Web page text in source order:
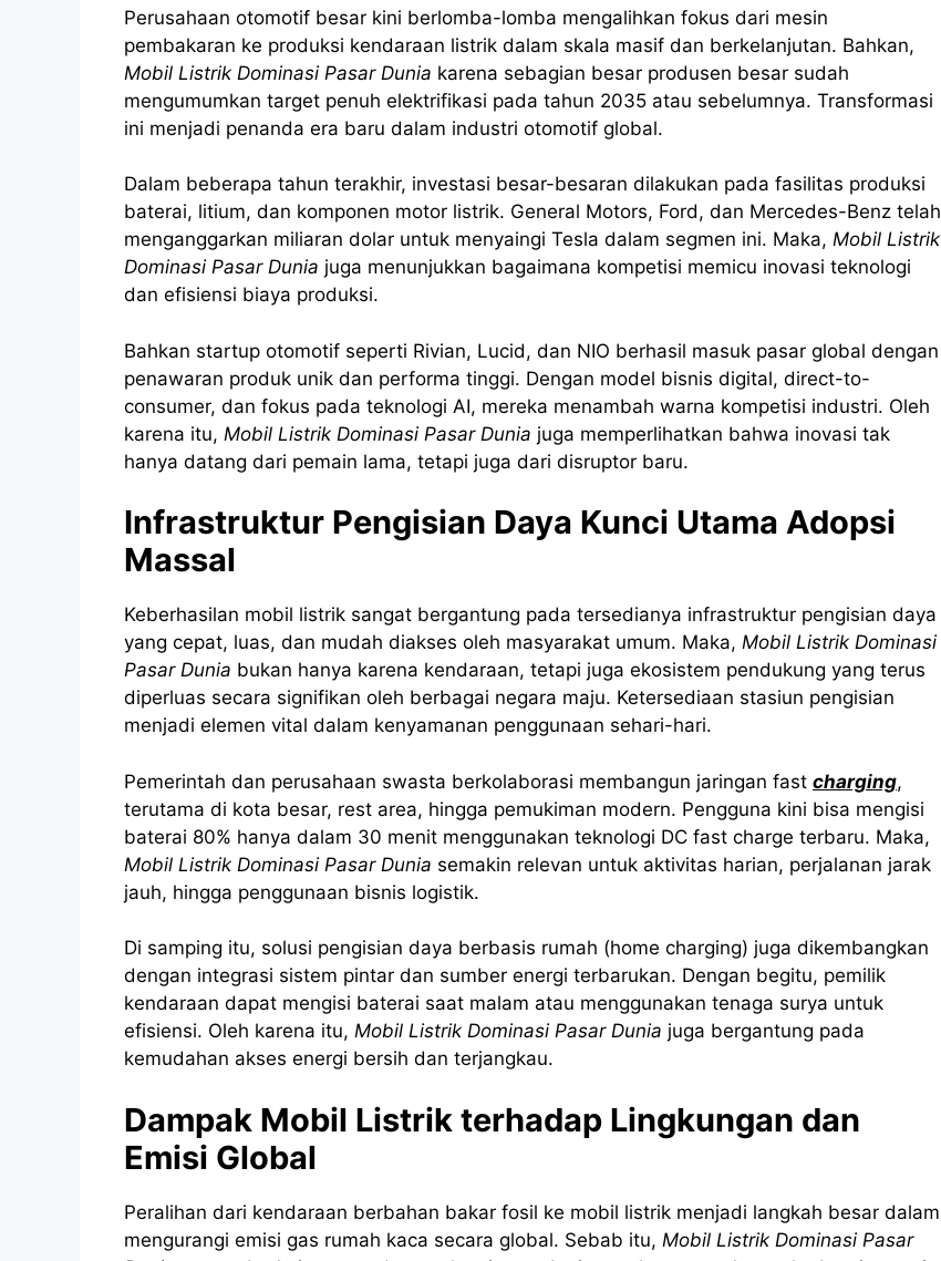
Perusahaan otomotif besar kini berlomba-lomba mengalihkan fokus dari mesin
pembakaran ke produksi kendaraan listrik dalam skala masif dan berkelanjutan. Bahkan,
Mobil Listrik Dominasi Pasar Dunia karena sebagian besar produsen besar sudah
mengumumkan target penuh elektrifikasi pada tahun 2035 atau sebelumnya. Transformasi
ini menjadi penanda era baru dalam industri otomotif global.
Dalam beberapa tahun terakhir, investasi besar-besaran dilakukan pada fasilitas produksi
baterai, litium, dan komponen motor listrik. General Motors, Ford, dan Mercedes-Benz telah
menganggarkan miliaran dolar untuk menyaingi Tesla dalam segmen ini. Maka, Mobil Listrik
Dominasi Pasar Dunia juga menunjukkan bagaimana kompetisi memicu inovasi teknologi
dan efisiensi biaya produksi.
Bahkan startup otomotif seperti Rivian, Lucid, dan NIO berhasil masuk pasar global dengan
penawaran produk unik dan performa tinggi. Dengan model bisnis digital, direct-to-
consumer, dan fokus pada teknologi AI, mereka menambah warna kompetisi industri. Oleh
karena itu, Mobil Listrik Dominasi Pasar Dunia juga memperlihatkan bahwa inovasi tak
hanya datang dari pemain lama, tetapi juga dari disruptor baru.
Infrastruktur Pengisian Daya Kunci Utama Adopsi
Massal
Keberhasilan mobil listrik sangat bergantung pada tersedianya infrastruktur pengisian daya
yang cepat, luas, dan mudah diakses oleh masyarakat umum. Maka, Mobil Listrik Dominasi
Pasar Dunia bukan hanya karena kendaraan, tetapi juga ekosistem pendukung yang terus
diperluas secara signifikan oleh berbagai negara maju. Ketersediaan stasiun pengisian
menjadi elemen vital dalam kenyamanan penggunaan sehari-hari.
Pemerintah dan perusahaan swasta berkolaborasi membangun jaringan fast charging,
terutama di kota besar, rest area, hingga pemukiman modern. Pengguna kini bisa mengisi
baterai 80% hanya dalam 30 menit menggunakan teknologi DC fast charge terbaru. Maka,
Mobil Listrik Dominasi Pasar Dunia semakin relevan untuk aktivitas harian, perjalanan jarak
jauh, hingga penggunaan bisnis logistik.
Di samping itu, solusi pengisian daya berbasis rumah (home charging) juga dikembangkan
dengan integrasi sistem pintar dan sumber energi terbarukan. Dengan begitu, pemilik
kendaraan dapat mengisi baterai saat malam atau menggunakan tenaga surya untuk
efisiensi. Oleh karena itu, Mobil Listrik Dominasi Pasar Dunia juga bergantung pada
kemudahan akses energi bersih dan terjangkau.
Dampak Mobil Listrik terhadap Lingkungan dan
Emisi Global
Peralihan dari kendaraan berbahan bakar fosil ke mobil listrik menjadi langkah besar dalam
mengurangi emisi gas rumah kaca secara global. Sebab itu, Mobil Listrik Dominasi Pasar